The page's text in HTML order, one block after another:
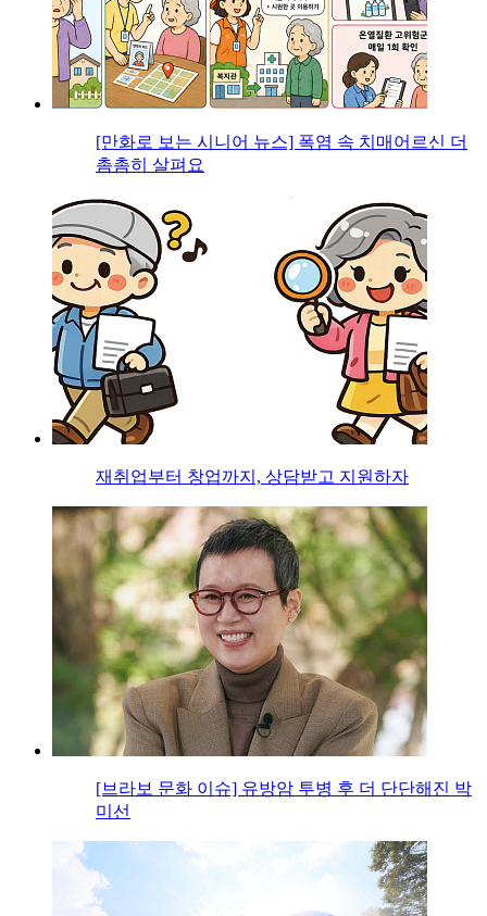
[만화로 보는 시니어 뉴스] 폭염 속 치매어르신 더
촘촘히 살펴요
재취업부터 창업까지, 상담받고 지원하자
[브라보 문화 이슈] 유방암 투병 후 더 단단해진 박
미선